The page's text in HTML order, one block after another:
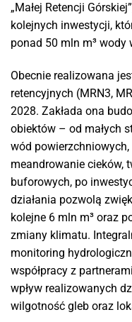
„Małej Retencji
kolejnych inwestycji,
ponad 50 mln m³ wody
Obecnie realizowana
retencyjnych (MRN3,
2028. Zakłada ona
obiektów – od małych
wód powierzchniowych,
meandrowanie cieków,
buforowych, po
działania pozwolą
kolejne 6 mln m³ oraz
zmiany klimatu.
monitoring
współpracy z
wpływ realizowanych
wilgotność gleb oraz